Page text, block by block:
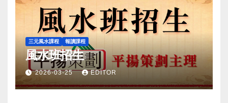
三元風水課程 報讀課程
風水班招生
2026-03-25 EDITOR